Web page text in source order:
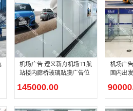
机场广告 遵义新舟机场T1航
站楼内廊桥玻璃贴膜广告位
145000.00
机场广
国内出